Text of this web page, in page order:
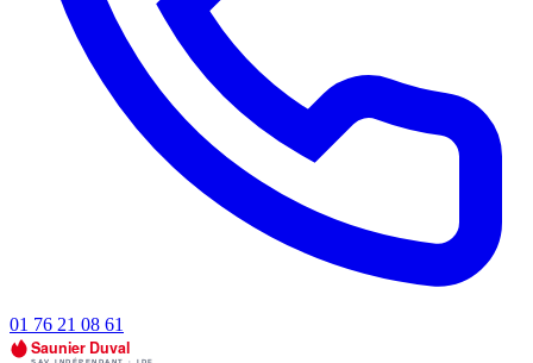
01 76 21 08 61